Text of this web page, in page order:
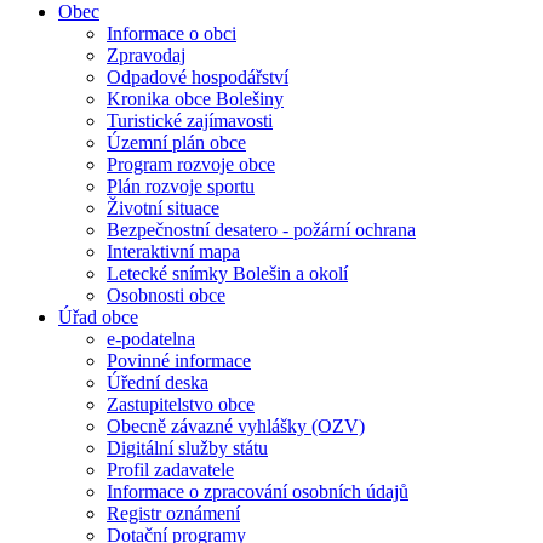
Obec
Informace o obci
Zpravodaj
Odpadové hospodářství
Kronika obce Bolešiny
Turistické zajímavosti
Územní plán obce
Program rozvoje obce
Plán rozvoje sportu
Životní situace
Bezpečnostní desatero - požární ochrana
Interaktivní mapa
Letecké snímky Bolešin a okolí
Osobnosti obce
Úřad obce
e-podatelna
Povinné informace
Úřední deska
Zastupitelstvo obce
Obecně závazné vyhlášky (OZV)
Digitální služby státu
Profil zadavatele
Informace o zpracování osobních údajů
Registr oznámení
Dotační programy